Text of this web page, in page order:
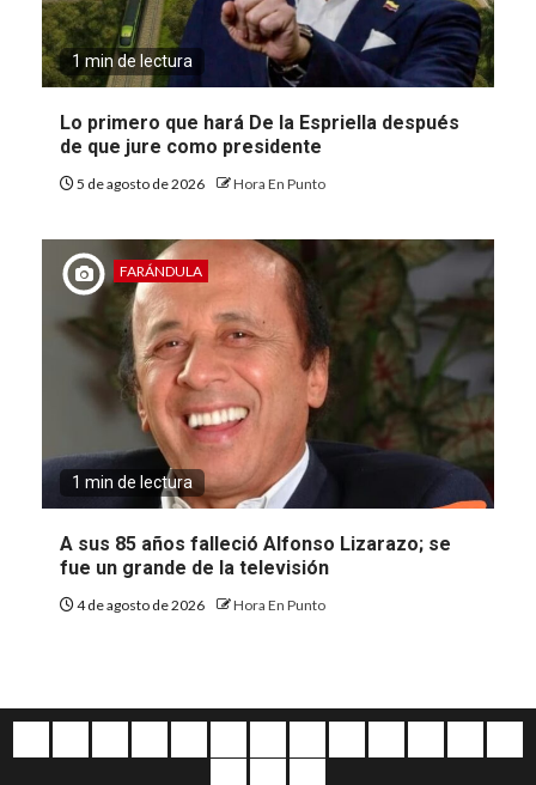
1 min de lectura
Lo primero que hará De la Espriella después
de que jure como presidente
5 de agosto de 2026 Hora En Punto
FARÁNDULA
1 min de lectura
A sus 85 años falleció Alfonso Lizarazo; se
fue un grande de la televisión
4 de agosto de 2026 Hora En Punto